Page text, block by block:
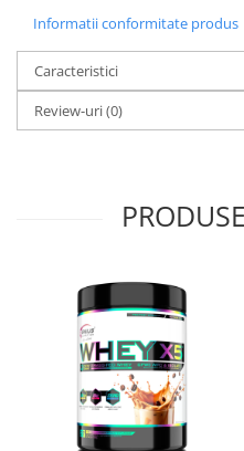
Informatii conformitate produs
Caracteristici
Review-uri(0)